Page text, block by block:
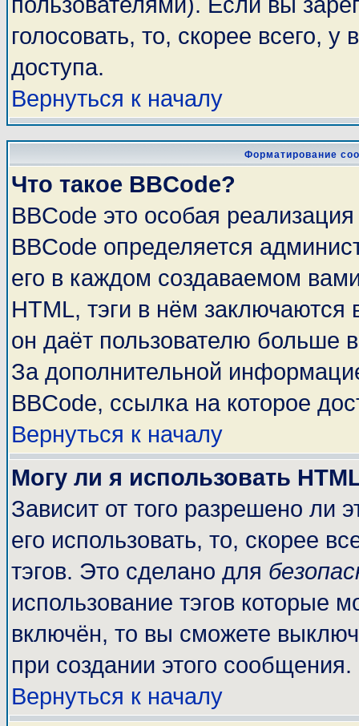
голосовать, то, скорее всего,
доступа.
Вернуться к началу
Форматирование
Что такое BBCode?
BBCode это особая
BBCode определяется
его в каждом создаваемом
HTML, тэги в нём заключаются
он даёт пользователю больше
За дополнительной
BBCode, ссылка на которое
Вернуться к началу
Могу ли я использовать
Зависит от того разрешено ли
его использовать, то, скорее
тэгов. Это сделано для
использование тэгов которые
включён, то вы сможете
при создании этого сообщения.
Вернуться к началу